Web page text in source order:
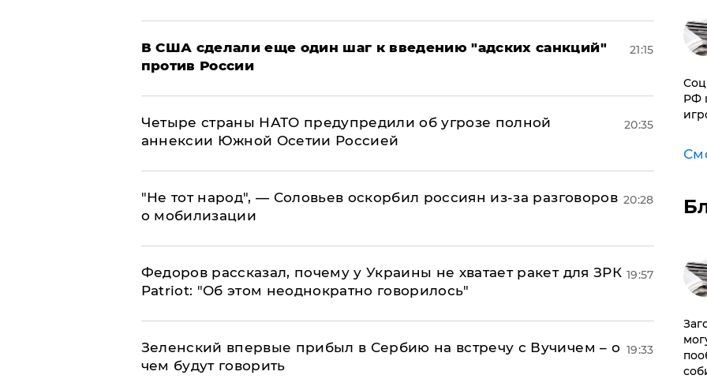
В США сделали еще один шаг к введению "адских санкций"
против России
21:15
Четыре страны НАТО предупредили об угрозе полной
аннексии Южной Осетии Россией
20:35
​"Не тот народ", — Соловьев оскорбил россиян из-за разговоров
о мобилизации
20:28
Федоров рассказал, почему у Украины не хватает ракет для ЗРК
Patriot: "Об этом неоднократно говорилось"
19:57
Зеленский впервые прибыл в Сербию на встречу с Вучичем – о
чем будут говорить
19:33
РФ